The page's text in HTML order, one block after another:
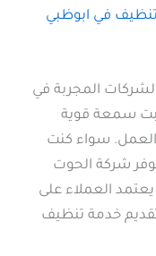
في ابوظبي
المجربة في
سمعة قوية
العمل. سواء كنت
شركة الحوت
العملاء على
خدمة تنظيف